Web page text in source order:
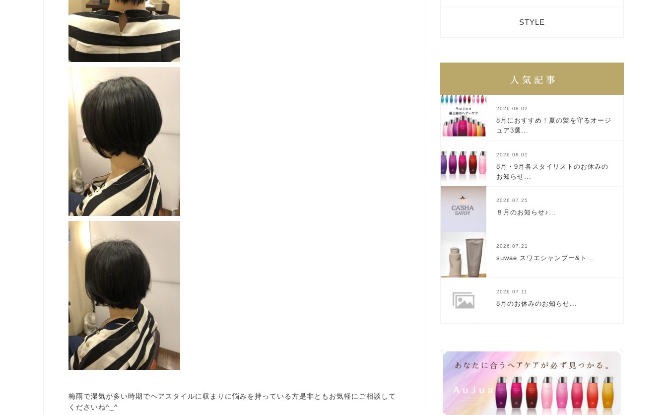
梅雨で湿気が多い時期でヘアスタイルに収まりに悩みを持っている方是非ともお気軽にご相談して
くださいね^_^
STYLE
2026.08.02
8月におすすめ！夏の髪を守るオージ
ュア3選...
2026.08.01
8月・9月各スタイリストのお休みの
お知らせ...
2026.07.25
８月のお知らせ♪...
2026.07.21
suwae スワエシャンプー&ト...
2026.07.11
8月のお休みのお知らせ...